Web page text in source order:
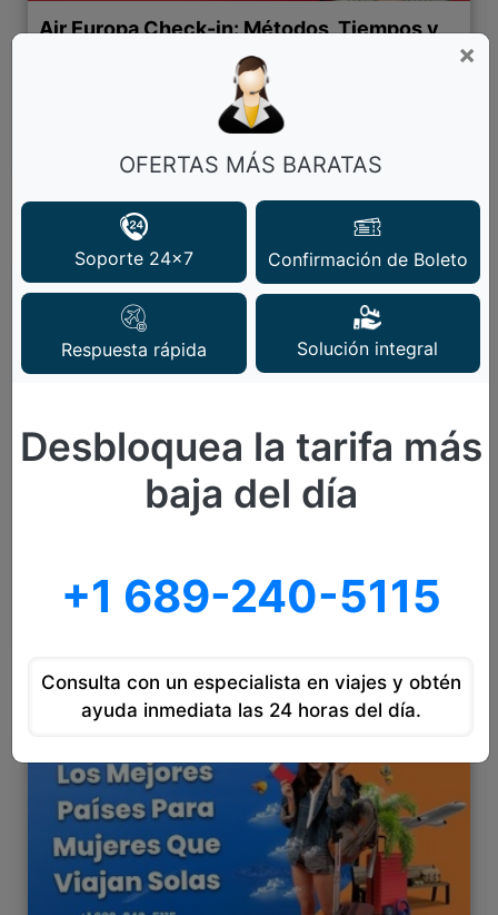
Air Europa Check-in: Métodos, Tiempos y
Hacer check-in es uno de los pasos más
importantes antes de tomar vuelo. Es proceso
mediante el cual confirmas tu presencia e
Leer Más
Impacto de las guerras en la industria del
de elegir fechas o comparar precios. El contexto
global cambia constantemente
×
OFERTAS MÁS BARATAS
Soporte 24x7 Confirmación de Boleto
Respuesta rápida Solución integral
Desbloquea la tarifa más
baja del día
+1 689-240-5115
Consulta con un especialista en viajes y obtén
ayuda inmediata las 24 horas del día.